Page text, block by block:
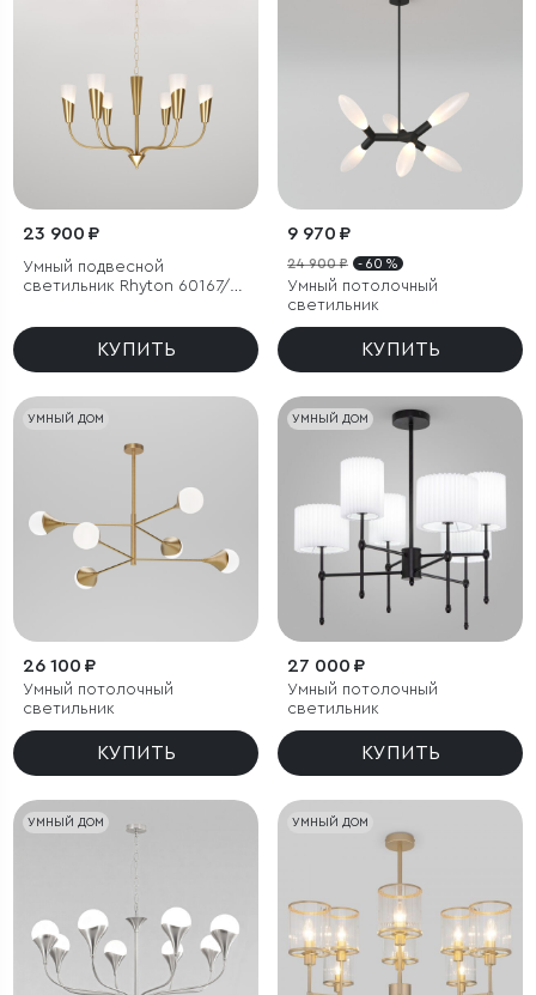
23 900 ₽
Умный подвесной
светильник Rhyton 60167/6
КУПИТЬ
9 970 ₽
24 900 ₽ - 60 %
Умный потолочный
светильник
КУПИТЬ
УМНЫЙ ДОМ
26 100 ₽
Умный потолочный
светильник
КУПИТЬ
УМНЫЙ ДОМ
27 000 ₽
Умный потолочный
светильник
КУПИТЬ
УМНЫЙ ДОМ УМНЫЙ ДОМ